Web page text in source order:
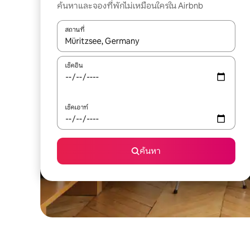
ค้นหาและจองที่พักไม่เหมือนใครใน Airbnb
สถานที่
ใช้ลูกศรขึ้นลง หรือใช้การสัมผัสหรือปัด เพื่อสำรวจผลการค้นหา
เช็คอิน
เช็คเอาท์
ค้นหา